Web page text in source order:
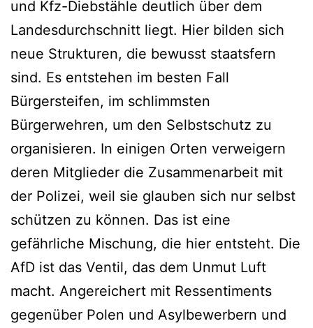
und Kfz-Diebstähle deutlich über dem
Landesdurchschnitt liegt. Hier bilden sich
neue Strukturen, die bewusst staatsfern
sind. Es entstehen im besten Fall
Bürgersteifen, im schlimmsten
Bürgerwehren, um den Selbstschutz zu
organisieren. In einigen Orten verweigern
deren Mitglieder die Zusammenarbeit mit
der Polizei, weil sie glauben sich nur selbst
schützen zu können. Das ist eine
gefährliche Mischung, die hier entsteht. Die
AfD ist das Ventil, das dem Unmut Luft
macht. Angereichert mit Ressentiments
gegenüber Polen und Asylbewerbern und